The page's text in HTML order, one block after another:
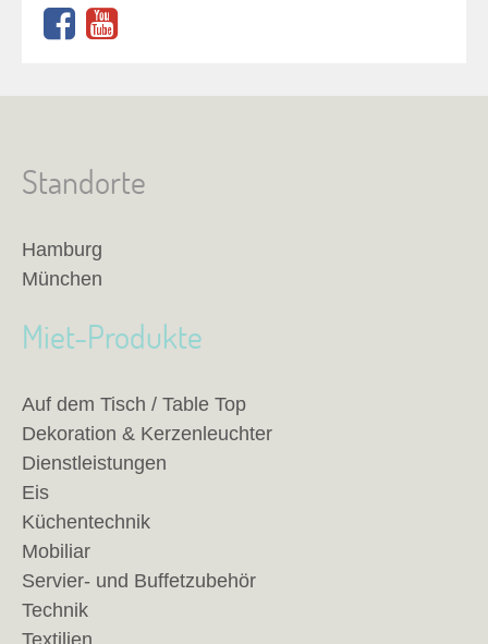
Standorte
Hamburg
München
Miet-Produkte
Auf dem Tisch / Table Top
Dekoration & Kerzenleuchter
Dienstleistungen
Eis
Küchentechnik
Mobiliar
Servier- und Buffetzubehör
Technik
Textilien